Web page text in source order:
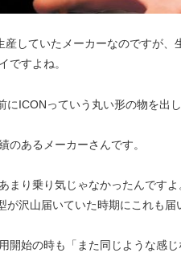
産していたメーカーなのですが、
ですよね。
にICONっていう丸い形の物を出し
のあるメーカーさんです。
まり乗り気じゃなかったんですよ
が沢山届いていた時期にこれも届
開始の時も「また同じような感じ